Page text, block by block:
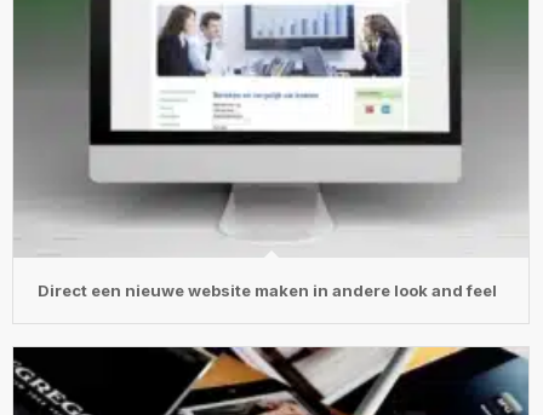
Direct een nieuwe website maken in andere look and feel